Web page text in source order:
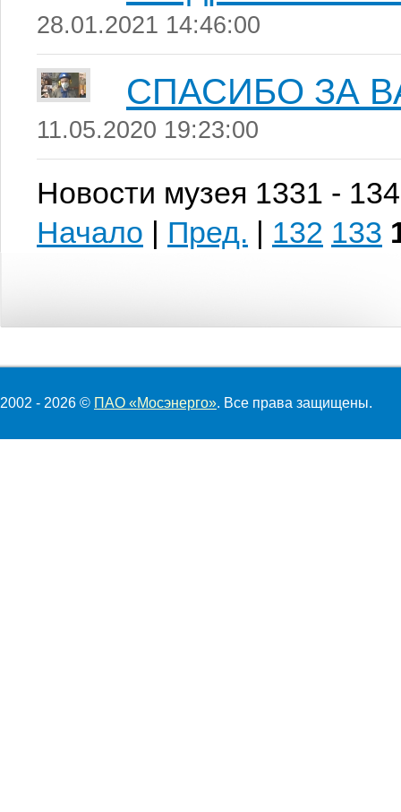
28.01.2021 14:46:00
СПАСИБО ЗА
11.05.2020 19:23:00
Новости музея 1331 -
Начало | Пред. | 132 133
2002 - 2026 © ПАО «Мосэнерго». Все права защищены.